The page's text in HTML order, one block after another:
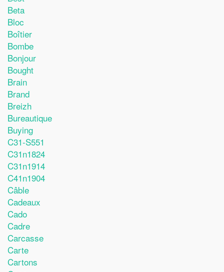
Beta
Bloc
Boîtier
Bombe
Bonjour
Bought
Brain
Brand
Breizh
Bureautique
Buying
C31-S551
C31n1824
C31n1914
C41n1904
Câble
Cadeaux
Cado
Cadre
Carcasse
Carte
Cartons